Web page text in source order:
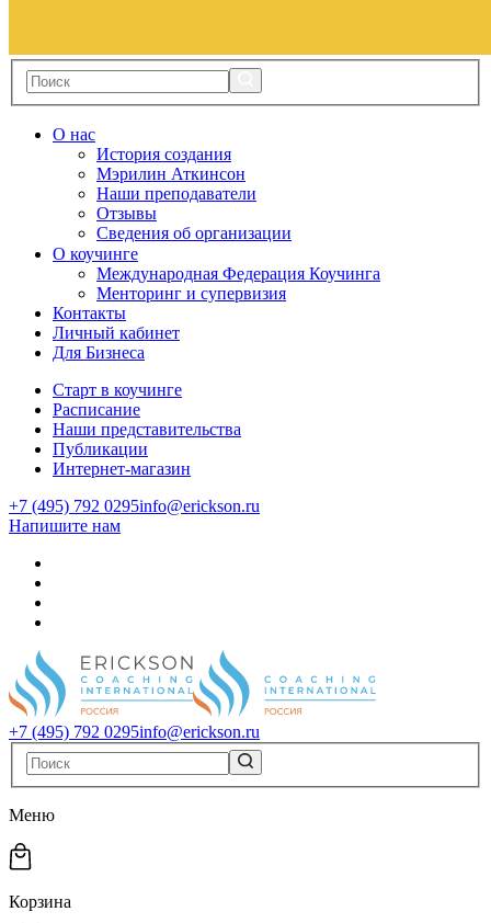
О нас
История создания
Мэрилин Аткинсон
Наши преподаватели
Отзывы
Сведения об организации
О коучинге
Международная Федерация Коучинга
Менторинг и супервизия
Контакты
Личный кабинет
Для Бизнеса
Старт в коучинге
Расписание
Наши представительства
Публикации
Интернет-магазин
+7 (495) 792 0295info@erickson.ru
Напишите нам
+7 (495) 792 0295info@erickson.ru
Меню
Корзина